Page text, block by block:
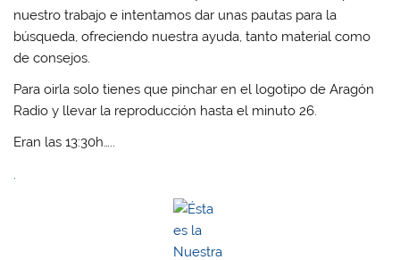
nuestro trabajo e intentamos dar unas pautas para la
búsqueda, ofreciendo nuestra ayuda, tanto material como
de consejos.
Para oirla solo tienes que pinchar en el logotipo de Aragón
Radio y llevar la reproducción hasta el minuto 26.
Eran las 13:30h…..
.